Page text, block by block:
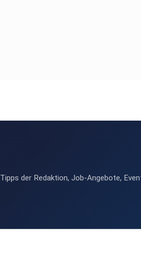
der Redaktion, Job-Angebote,